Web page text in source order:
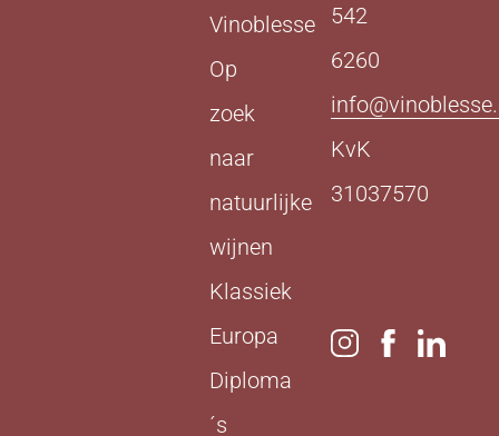
Vinoblesse
Op
zoek
naar
natuurlijke
wijnen
Klassiek
Europa
Diploma
´s
542
6260
KvK
31037570